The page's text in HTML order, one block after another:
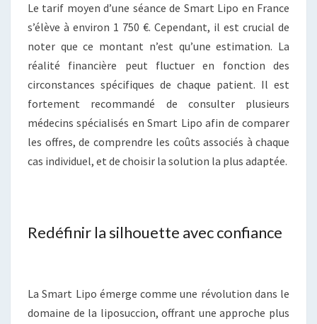
Le tarif moyen d’une séance de Smart Lipo en France
s’élève à environ 1 750 €. Cependant, il est crucial de
noter que ce montant n’est qu’une estimation. La
réalité financière peut fluctuer en fonction des
circonstances spécifiques de chaque patient. Il est
fortement recommandé de consulter plusieurs
médecins spécialisés en Smart Lipo afin de comparer
les offres, de comprendre les coûts associés à chaque
cas individuel, et de choisir la solution la plus adaptée.
Redéfinir la silhouette avec confiance
La Smart Lipo émerge comme une révolution dans le
domaine de la liposuccion, offrant une approche plus